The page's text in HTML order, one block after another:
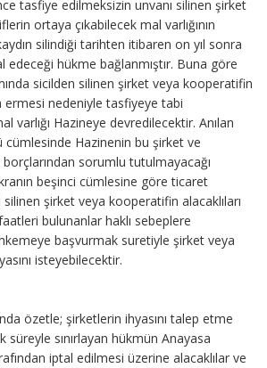
tasfiye edilmeksizin unvanı silinen şirket
ortaya çıkabilecek mal varlığının
silindiği tarihten itibaren on yıl sonra
edeceği hükme bağlanmıştır. Buna göre
sicilden silinen şirket veya kooperatifin
ermesi nedeniyle tasfiyeye tabi
varlığı Hazineye devredilecektir. Anılan
cümlesinde Hazinenin bu şirket ve
sorumlu tutulmayacağı
beşinci cümlesine göre ticaret
silinen şirket veya kooperatifin alacaklıları
bulunanlar haklı sebeplere
başvurmak suretiyle şirket veya
isteyebilecektir.
özetle; şirketlerin ihyasını talep etme
süreyle sınırlayan hükmün Anayasa
iptal edilmesi üzerine alacaklılar ve